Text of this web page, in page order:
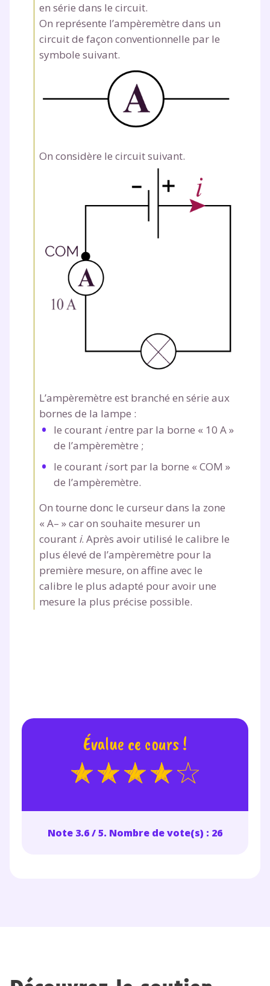
en série dans le circuit.
On représente l’ampèremètre dans un
circuit de façon conventionnelle par le
symbole suivant.
On considère le circuit suivant.
L’ampèremètre est branché en série aux
bornes de la lampe :
le courant ientre par la borne « 10 A »
de l’ampèremètre ;
le courant isort par la borne « COM »
de l’ampèremètre.
On tourne donc le curseur dans la zone
« A– » car on souhaite mesurer un
courant i. Après avoir utilisé le calibre le
plus élevé de l’ampèremètre pour la
première mesure, on affine avec le
calibre le plus adapté pour avoir une
mesure la plus précise possible.
Évalue ce cours !
Note 3.6 / 5. Nombre de vote(s) : 26